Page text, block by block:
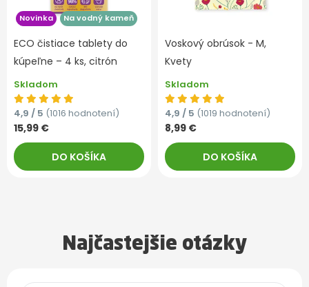
Novinka Na vodný kameň
ECO čistiace tablety do
kúpeľne – 4 ks, citrón
Skladom
4,9 / 5 (1016 hodnotení)
15,99 €
DO KOŠÍKA
Voskový obrúsok - M,
Kvety
Skladom
4,9 / 5 (1019 hodnotení)
8,99 €
DO KOŠÍKA
Najčastejšie otázky